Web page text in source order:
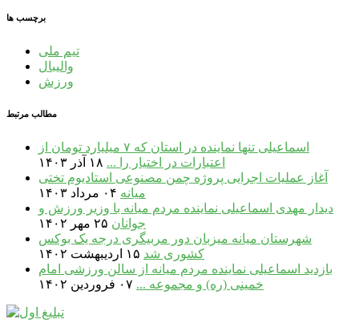
برچسب ها
تیم ملی
والیبال
ورزش
مطالب مرتبط
اسماعیلی تنها نماینده در استان که ۷ میلیارد تومان از
اعتبارات در اختیار را ... ۱۸ آذر ۱۴۰۳
آغاز عملیات اجرایی پروژه چمن مصنوعی استادیوم تختی
میانه ۰۴ مرداد ۱۴۰۳
دیدار مهدی اسماعیلی نماینده مردم میانه با وزیر ورزش و
جوانان ۲۵ مهر ۱۴۰۲
شهرستان میانه میزبان دور مربیگری درجه یک بوکس
کشوری شد ۱۵ اردیبهشت ۱۴۰۲
بازدید اسماعیلی نماینده مردم میانه از سالن ورزشی امام
خمینی (ره) و مجموعه ... ۰۷ فروردین ۱۴۰۲